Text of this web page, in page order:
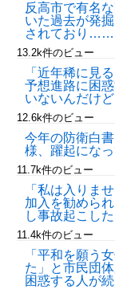
反高市で有名
いた過去が発
されており……
13.2k件のビュー
「近年稀に見
予想進路に困
いないんだけ
12.6k件のビュー
今年の防衛白
様、躍起にな
11.7k件のビュー
「私は入りま
加入を勧めら
し事故起こし
11.4k件のビュー
「平和を願う
た」と市民団
困惑する人が